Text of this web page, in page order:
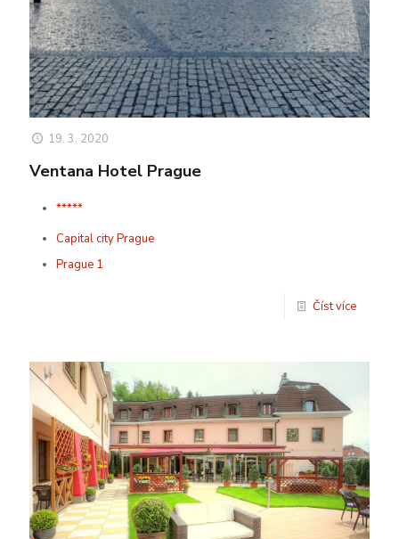
19. 3. 2020
Ventana Hotel Prague
*****
Capital city Prague
Prague 1
Číst více